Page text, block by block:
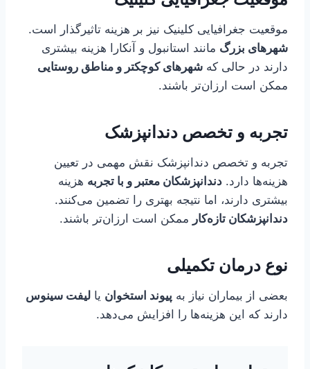
موقعیت جغرافیایی کلینیک نیز بر هزینه تاثیرگذار است.
شهرهای بزرگ مانند استانبول و آنکارا هزینه بیشتری
دارند در حالی که شهرهای کوچکتر و مناطق روستایی
ممکن است ارزان‌تر باشند.
تجربه و تخصص دندانپزشک
تجربه و تخصص دندانپزشک نقش مهمی در تعیین
هزینه‌ها دارد. دندانپزشکان معتبر و با تجربه هزینه
بیشتری دارند، اما نتیجه بهتری را تضمین می‌کنند.
دندانپزشکان تازه‌کار ممکن است ارزان‌تر باشند.
نوع درمان تکمیلی
بعضی از بیماران نیاز به پیوند استخوان یا لیفت سینوس
دارند که این هزینه‌ها را افزایش می‌دهد.